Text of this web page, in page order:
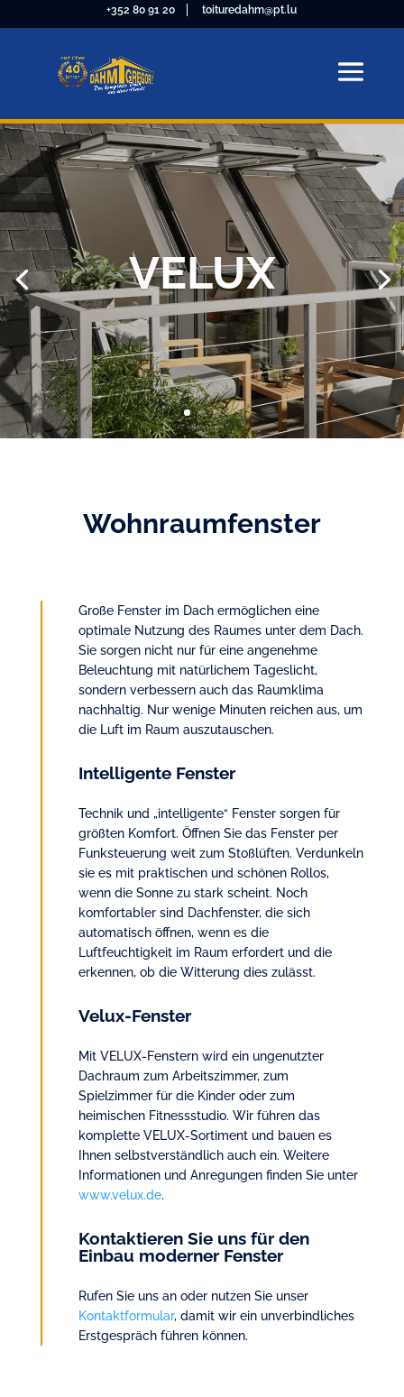
+352 80 91 20 toituredahm@pt.lu
VELUX
Wohnraumfenster
Große Fenster im Dach ermöglichen eine
optimale Nutzung des Raumes unter dem Dach.
Sie sorgen nicht nur für eine angenehme
Beleuchtung mit natürlichem Tageslicht,
sondern verbessern auch das Raumklima
nachhaltig. Nur wenige Minuten reichen aus, um
die Luft im Raum auszutauschen.
Intelligente Fenster
Technik und „intelligente“ Fenster sorgen für
größten Komfort. Öffnen Sie das Fenster per
Funksteuerung weit zum Stoßlüften. Verdunkeln
sie es mit praktischen und schönen Rollos,
wenn die Sonne zu stark scheint. Noch
komfortabler sind Dachfenster, die sich
automatisch öffnen, wenn es die
Luftfeuchtigkeit im Raum erfordert und die
erkennen, ob die Witterung dies zulässt.
Velux-Fenster
Mit VELUX-Fenstern wird ein ungenutzter
Dachraum zum Arbeitszimmer, zum
Spielzimmer für die Kinder oder zum
heimischen Fitnessstudio. Wir führen das
komplette VELUX-Sortiment und bauen es
Ihnen selbstverständlich auch ein. Weitere
Informationen und Anregungen finden Sie unter
www.velux.de.
Kontaktieren Sie uns für den
Einbau moderner Fenster
Rufen Sie uns an oder nutzen Sie unser
Kontaktformular, damit wir ein unverbindliches
Erstgespräch führen können.